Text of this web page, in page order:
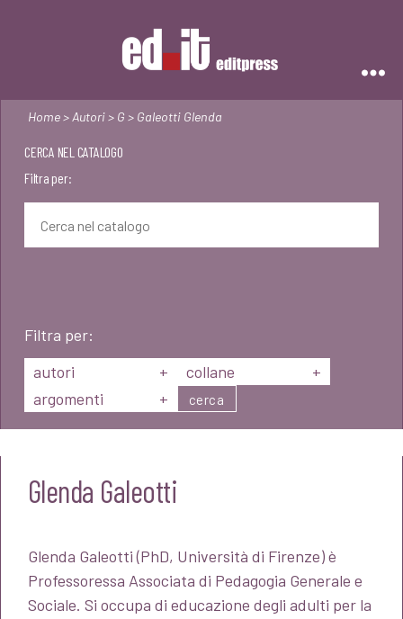
Home> Autori> G > Galeotti Glenda
CERCA NEL CATALOGO
Filtra per:
Filtra per:
autori
+ collane
+
argomenti
+ cerca
Glenda Galeotti
Glenda Galeotti (PhD, Università di Firenze) è
Professoressa Associata di Pedagogia Generale e
Sociale. Si occupa di educazione degli adulti per la